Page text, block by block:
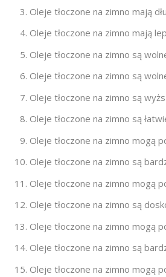
Oleje tłoczone na zimno mają
Oleje tłoczone na zimno mają
Oleje tłoczone na zimno są
Oleje tłoczone na zimno są
Oleje tłoczone na zimno są
Oleje tłoczone na zimno są
Oleje tłoczone na zimno mogą
Oleje tłoczone na zimno są
Oleje tłoczone na zimno mogą
Oleje tłoczone na zimno są
Oleje tłoczone na zimno mogą
Oleje tłoczone na zimno są
Oleje tłoczone na zimno mogą